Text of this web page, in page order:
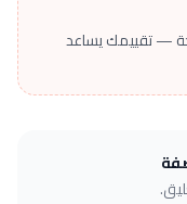
— تقييمك يساعد